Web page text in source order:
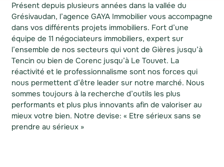
Présent depuis plusieurs années dans la vallée du
Grésivaudan, l’agence GAYA Immobilier vous accompagne
dans vos différents projets immobiliers. Fort d’une
équipe de 11 négociateurs immobiliers, expert sur
l’ensemble de nos secteurs qui vont de Gières jusqu’à
Tencin ou bien de Corenc jusqu’à Le Touvet. La
réactivité et le professionnalisme sont nos forces qui
nous permettent d’être leader sur notre marché. Nous
sommes toujours à la recherche d’outils les plus
performants et plus plus innovants afin de valoriser au
mieux votre bien. Notre devise: « Etre sérieux sans se
prendre au sérieux »